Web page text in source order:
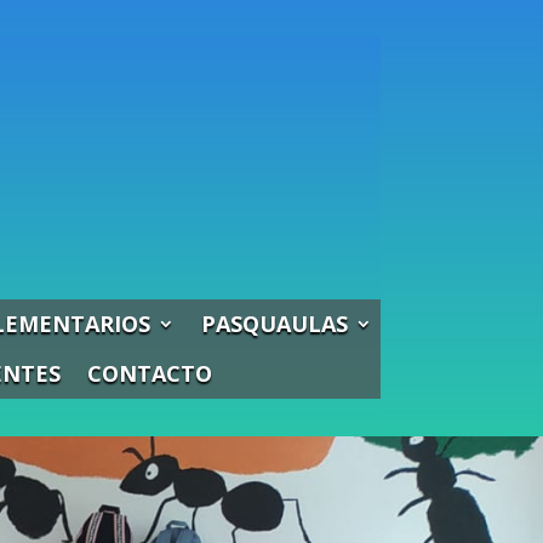
PASQUAULAS
CONTACTO